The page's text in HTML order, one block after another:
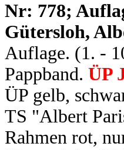
Nr: 778;
Gütersloh,
Auflage. (1. -
Pappband. ÜP
ÜP gelb,
TS "Albert
Rahmen rot,